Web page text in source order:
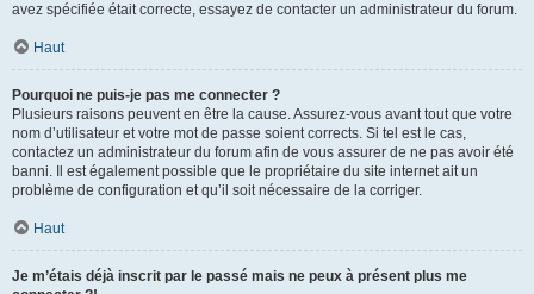
avez spécifiée était correcte, essayez de contacter un administrateur du forum.
Haut
Pourquoi ne puis-je pas me connecter ?
Plusieurs raisons peuvent en être la cause. Assurez-vous avant tout que votre
nom d’utilisateur et votre mot de passe soient corrects. Si tel est le cas,
contactez un administrateur du forum afin de vous assurer de ne pas avoir été
banni. Il est également possible que le propriétaire du site internet ait un
problème de configuration et qu’il soit nécessaire de la corriger.
Haut
Je m’étais déjà inscrit par le passé mais ne peux à présent plus me